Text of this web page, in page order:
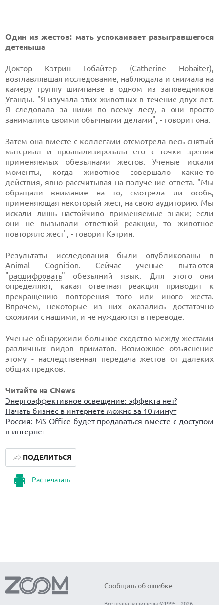
Один из жестов: мать успокаивает разыгравшегося
детеныша
Доктор Кэтрин Гобайтер (Catherine Hobaiter),
возглавлявшая исследование, наблюдала и снимала на
камеру группу шимпанзе в одном из заповедников
Уганды. "Я изучала этих животных в течение двух лет.
Я следовала за ними по всему лесу, а они просто
занимались своими обычными делами", - говорит она.
Затем она вместе с коллегами отсмотрела весь снятый
материал и проанализировала его с точки зрения
применяемых обезьянами жестов. Ученые искали
моменты, когда животное совершало какие-то
действия, явно рассчитывая на получение ответа. "Мы
обращали внимание на то, смотрела ли особь,
применяющая некоторый жест, на свою аудиторию. Мы
искали лишь настойчиво применяемые знаки; если
они не вызывали ответной реакции, то животное
повторяло жест", - говорит Кэтрин.
Результаты исследования были опубликованы в
Animal Cognition. Сейчас ученые пытаются
"расшифровать" обезьяний язык. Для этого они
определяют, какая ответная реакция приводит к
прекращению повторения того или иного жеста.
Впрочем, некоторые из них оказались достаточно
схожими с нашими, и не нуждаются в переводе.
Ученые обнаружили большое сходство между жестами
различных видов приматов. Возможное объяснение
этому - наследственная передача жестов от далеких
общих предков.
Читайте на CNews
Энергоэффективное освещение: эффекта нет?
Начать бизнес в интернете можно за 10 минут
Россия: MS Office будет продаваться вместе с доступом
в интернет
Распечатать
ПОДЕЛИТЬСЯ
Сообщить об ошибке
Все права защищены ©1995 – 2026